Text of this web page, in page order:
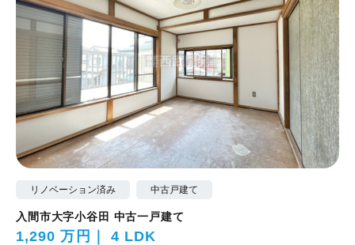
リノベーション済み 中古戸建て
入間市大字小谷田 中古一戸建て
1,290 万円 4 LDK